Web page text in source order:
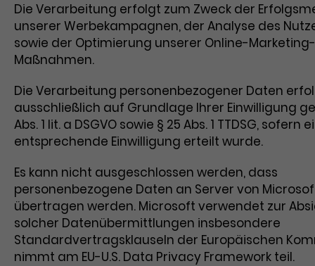
Die Verarbeitung erfolgt zum Zweck der
unserer Werbekampagnen, der Analyse des
sowie der Optimierung unserer Online-Marketing-
Maßnahmen.
Die Verarbeitung personenbezogener Daten
ausschließlich auf Grundlage Ihrer Einwilligung
Abs. 1 lit. a DSGVO sowie § 25 Abs. 1 TTDSG, sofern
entsprechende Einwilligung erteilt wurde.
Es kann nicht ausgeschlossen werden, dass
personenbezogene Daten an Server von
übertragen werden. Microsoft verwendet zur
solcher Datenübermittlungen insbesondere
Standardvertragsklauseln der Europäischen
nimmt am EU-U.S. Data Privacy Framework teil.